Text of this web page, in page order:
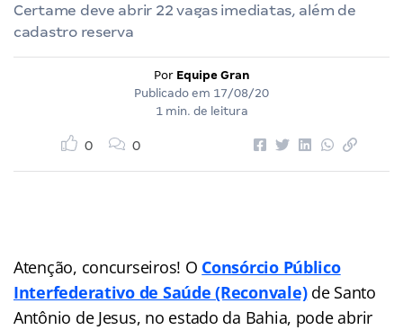
Certame deve abrir 22 vagas imediatas, além de
cadastro reserva
Por Equipe Gran
Publicado em 17/08/20
1 min. de leitura
0 0
Atenção, concurseiros! O Consórcio Público
Interfederativo de Saúde (Reconvale)de Santo
Antônio de Jesus, no estado da Bahia, pode abrir